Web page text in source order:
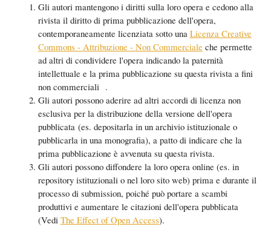
Gli autori mantengono i diritti sulla loro opera e cedono alla
rivista il diritto di prima pubblicazione dell'opera,
contemporaneamente licenziata sotto una Licenza Creative
Commons - Attribuzione - Non Commercialeche permette
ad altri di condividere l'opera indicando la paternità
intellettuale e la prima pubblicazione su questa rivista a fini
non commerciali .
Gli autori possono aderire ad altri accordi di licenza non
esclusiva per la distribuzione della versione dell'opera
pubblicata (es. depositarla in un archivio istituzionale o
pubblicarla in una monografia), a patto di indicare che la
prima pubblicazione è avvenuta su questa rivista.
Gli autori possono diffondere la loro opera online (es. in
repository istituzionali o nel loro sito web) prima e durante il
processo di submission, poiché può portare a scambi
produttivi e aumentare le citazioni dell'opera pubblicata
(Vedi The Effect of Open Access).